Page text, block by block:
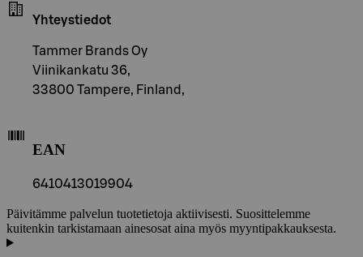
Yhteystiedot
Tammer Brands Oy
Viinikankatu 36,
33800 Tampere, Finland,
EAN
6410413019904
Päivitämme palvelun tuotetietoja aktiivisesti. Suosittelemme
kuitenkin tarkistamaan ainesosat aina myös myyntipakkauksesta.